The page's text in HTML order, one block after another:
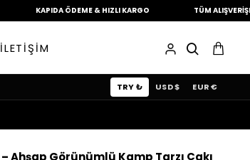
KAPIDA ÖDEME &HIZLI KARGO TÜM ALIŞVERİŞLERİNİZDE
İLETİŞİM
TRY ₺ USD $ EUR €
– Ahşap Görünümlü Kamp Tarzı Çakı